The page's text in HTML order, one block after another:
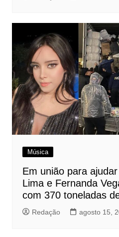
Música
Em união para
Lima e Fernanda
com 370 toneladas
Redação agosto 15,